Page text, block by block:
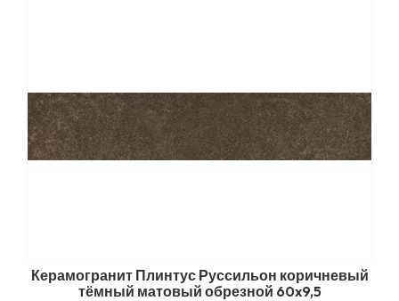
Керамогранит Плинтус Руссильон коричневый
тёмный матовый обрезной 60x9,5